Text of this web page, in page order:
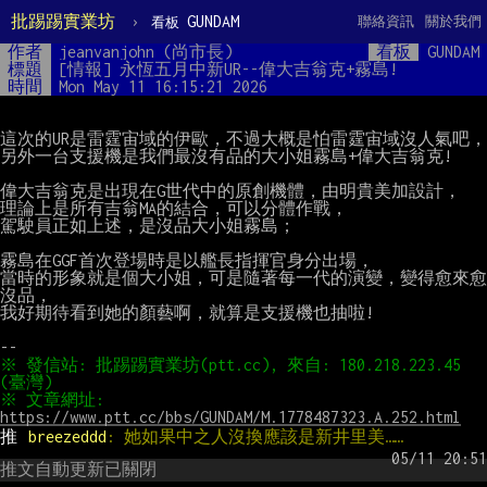
批踢踢實業坊 › 看板 GUNDAM 關於我們
聯絡資訊
作者 jeanvanjohn (尚市長) 看板
GUNDAM
標題
[情報] 永恆五月中新UR--偉大吉翁克+霧島!
時間
Mon May 11 16:15:21 2026
這次的UR是雷霆宙域的伊歐，不過大概是怕雷霆宙域沒人氣吧，
另外一台支援機是我們最沒有品的大小姐霧島+偉大吉翁克!
偉大吉翁克是出現在G世代中的原創機體，由明貴美加設計，
理論上是所有吉翁MA的結合，可以分體作戰，
駕駛員正如上述，是沒品大小姐霧島；
霧島在GGF首次登場時是以艦長指揮官身分出場，
當時的形象就是個大小姐，可是隨著每一代的演變，變得愈來愈
沒品，
我好期待看到她的顏藝啊，就算是支援機也抽啦!
※ 發信站: 批踢踢實業坊(ptt.cc), 來自: 180.218.223.45
https://www.ptt.cc/bbs/GUNDAM/M.1778487323.A.252.html
推
breezeddd : 她如果中之人沒換應該是新井里美……
推文自動更新已關閉